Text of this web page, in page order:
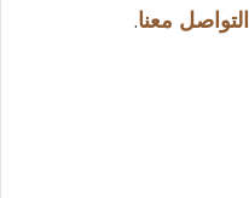
التواصل معنا.